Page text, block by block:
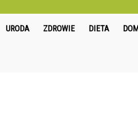
URODA ZDROWIE DIETA DOM